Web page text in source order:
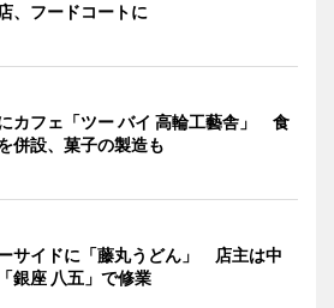
、フードコートに
カフェ「ツー バイ 高輪工藝舎」 食
併設、菓子の製造も
サイドに「藤丸うどん」 店主は中
銀座 八五」で修業